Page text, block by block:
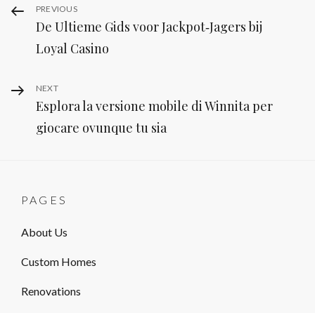
Post
navigation
Previous
Post
PREVIOUS
De Ultieme Gids voor Jackpot‑Jagers bij
Loyal Casino
Next
Post
NEXT
Esplora la versione mobile di Winnita per
giocare ovunque tu sia
PAGES
About Us
Custom Homes
Renovations